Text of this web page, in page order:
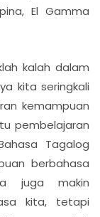
El Gamma
kalah dalam
kita seringkali
kemampuan
pembelajaran
Tagalog
berbahasa
juga makin
kita, tetapi